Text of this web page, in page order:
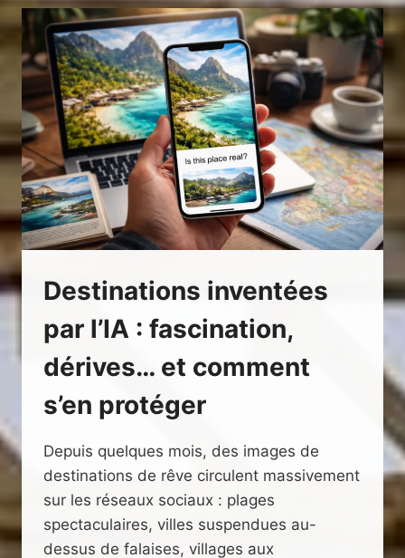
GAMME
:
FOCUS
SAFARI
Destinations inventées
par l’IA : fascination,
dérives… et comment
s’en protéger
Depuis quelques mois, des images de
destinations de rêve circulent massivement
sur les réseaux sociaux : plages
spectaculaires, villes suspendues au-
dessus de falaises, villages aux